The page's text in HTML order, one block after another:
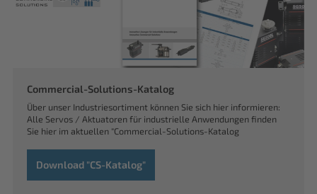
Commercial-Solutions-Katalog
Über unser Industriesortiment können Sie sich hier informieren:
Alle Servos / Aktuatoren für industrielle Anwendungen finden
Sie hier im aktuellen "Commercial-Solutions-Katalog
Download "CS-Katalog"